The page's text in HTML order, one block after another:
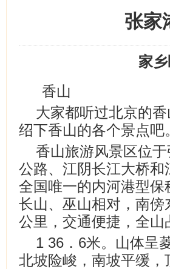
张
家乡
香山
大家都听过北京的
绍下香山的各个景点吧
香山旅游风景区位
公路、江阴长江大桥
全国唯一的内河港型
长山、巫山相对，南
公里，交通便捷，全
1 36．6米。山体呈
北坡险峻，南坡平缓